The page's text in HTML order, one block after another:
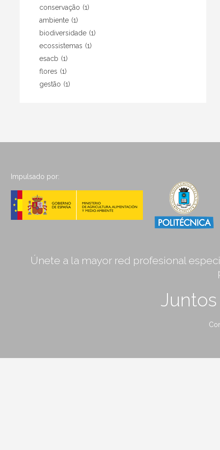
conservação (1)
ambiente (1)
biodiversidade (1)
ecossistemas (1)
esacb (1)
flores (1)
gestão (1)
Impulsado por:
Únete a la mayor red profesional